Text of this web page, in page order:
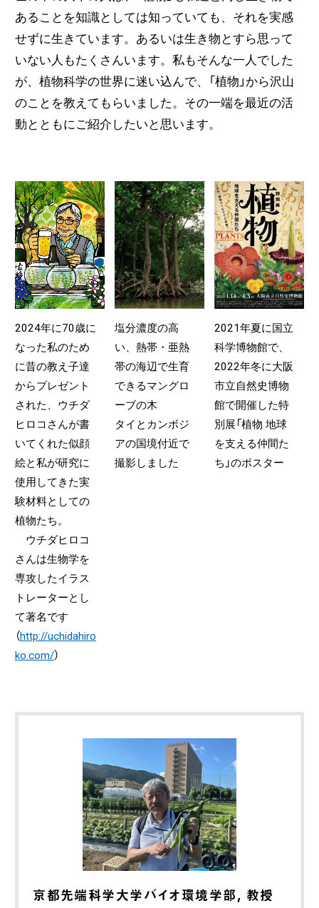
あることを知識としては知っていても、それを実感
せずに生きています。あるいは生き物とすら思って
いない人もたくさんいます。私もそんな一人でした
が、植物科学の世界に迷い込んで、「植物」から沢山
のことを教えてもらいました。その一端を最近の活
動とともにご紹介したいと思います。
2024年に70歳に
なった私のため
に昔の教え子達
からプレゼント
された、ウチダ
ヒロコさんが書
いてくれた似顔
絵と私が研究に
使用してきた実
験材料としての
植物たち。
ウチダヒロコ
さんは生物学を
専攻したイラス
トレーターとし
て著名です
（http://uchidahiro
ko.com/）
塩分濃度の高
い、熱帯・亜熱
帯の海辺で生育
できるマングロ
ーブの木
タイとカンボジ
アの国境付近で
撮影しました
2021年夏に国立
科学博物館で、
2022年冬に大阪
市立自然史博物
館で開催した特
別展「植物 地球
を支える仲間た
ち」のポスター
京都先端科学大学バイオ環境学部, 教授